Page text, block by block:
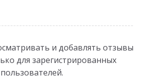
и добавлять отзывы
для зарегистрированных
пользователей.